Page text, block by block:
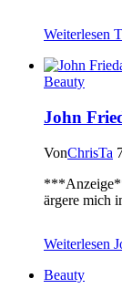
Weiterlesen
Beauty
John
VonChrisTa
ärgere mich
Weiterlesen
Beauty